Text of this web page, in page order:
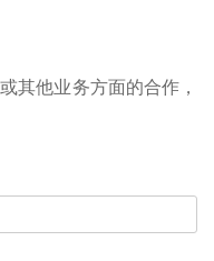
其他业务方面的合作，